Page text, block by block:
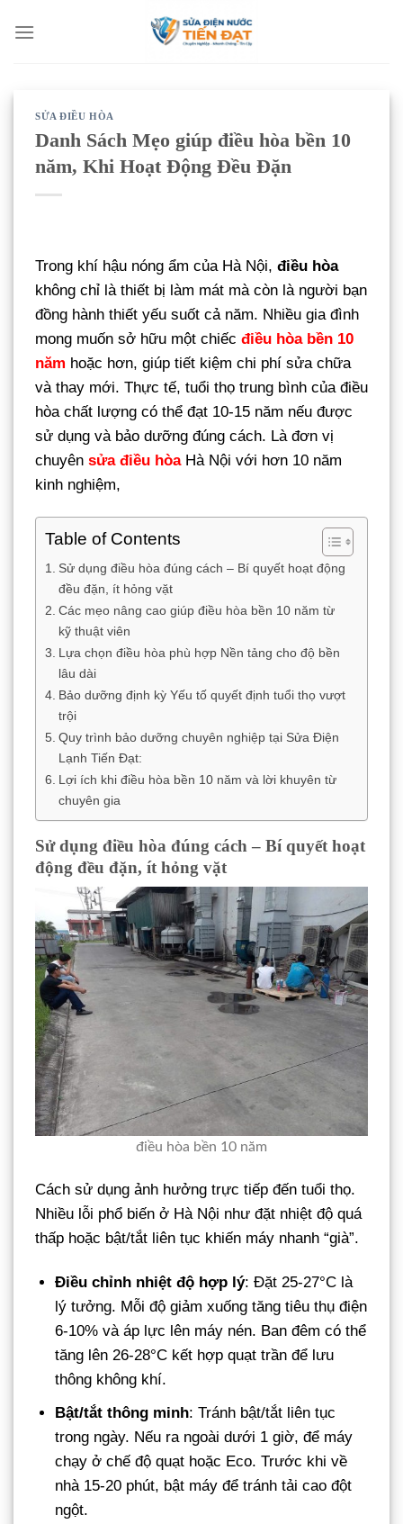
qua
SỬA ĐIỀU HÒA
Danh Sách Mẹo giúp điều hòa bền 10
năm, Khi Hoạt Động Đều Đặn
Trong khí hậu nóng ẩm của Hà Nội, điều hòa
không chỉ là thiết bị làm mát mà còn là người bạn
đồng hành thiết yếu suốt cả năm. Nhiều gia đình
mong muốn sở hữu một chiếc điều hòa bền 10
năm hoặc hơn, giúp tiết kiệm chi phí sửa chữa
và thay mới. Thực tế, tuổi thọ trung bình của điều
hòa chất lượng có thể đạt 10-15 năm nếu được
sử dụng và bảo dưỡng đúng cách. Là đơn vị
chuyên sửa điều hòaHà Nội với hơn 10 năm
kinh nghiệm,
Table of Contents
Sử dụng điều hòa đúng cách – Bí quyết hoạt động
đều đặn, ít hỏng vặt
Các mẹo nâng cao giúp điều hòa bền 10 năm từ
kỹ thuật viên
Lựa chọn điều hòa phù hợp Nền tảng cho độ bền
lâu dài
Bảo dưỡng định kỳ Yếu tố quyết định tuổi thọ vượt
trội
Quy trình bảo dưỡng chuyên nghiệp tại Sửa Điện
Lạnh Tiến Đạt:
Lợi ích khi điều hòa bền 10 năm và lời khuyên từ
chuyên gia
Sử dụng điều hòa đúng cách – Bí quyết hoạt
động đều đặn, ít hỏng vặt
điều hòa bền 10 năm
Cách sử dụng ảnh hưởng trực tiếp đến tuổi thọ.
Nhiều lỗi phổ biến ở Hà Nội như đặt nhiệt độ quá
thấp hoặc bật/tắt liên tục khiến máy nhanh “già”.
Điều chỉnh nhiệt độ hợp lý: Đặt 25-27°C là
lý tưởng. Mỗi độ giảm xuống tăng tiêu thụ điện
6-10% và áp lực lên máy nén. Ban đêm có thể
tăng lên 26-28°C kết hợp quạt trần để lưu
thông không khí.
Bật/tắt thông minh: Tránh bật/tắt liên tục
trong ngày. Nếu ra ngoài dưới 1 giờ, để máy
chạy ở chế độ quạt hoặc Eco. Trước khi về
nhà 15-20 phút, bật máy để tránh tải cao đột
ngột.